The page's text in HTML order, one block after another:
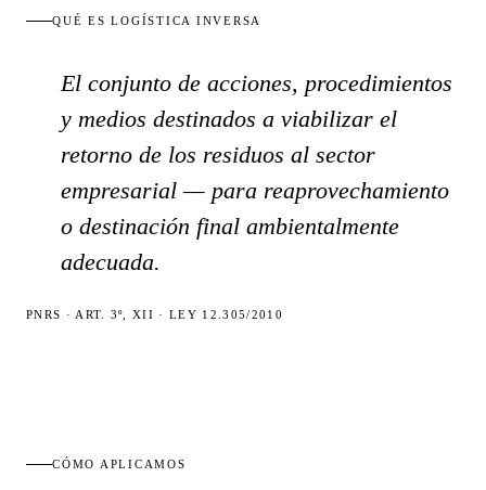
QUÉ ES LOGÍSTICA INVERSA
El conjunto de acciones, procedimientos
y medios destinados a viabilizar el
retorno de los residuos al sector
empresarial — para reaprovechamiento
o destinación final ambientalmente
adecuada.
PNRS · ART. 3º, XII · LEY 12.305/2010
CÓMO APLICAMOS